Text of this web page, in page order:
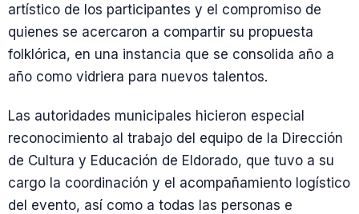
artístico de los participantes y el compromiso de
quienes se acercaron a compartir su propuesta
folklórica, en una instancia que se consolida año a
año como vidriera para nuevos talentos.
Las autoridades municipales hicieron especial
reconocimiento al trabajo del equipo de la Dirección
de Cultura y Educación de Eldorado, que tuvo a su
cargo la coordinación y el acompañamiento logístico
del evento, así como a todas las personas e